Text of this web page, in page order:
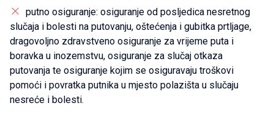
putno osiguranje: osiguranje od posljedica nesretnog
slučaja i bolesti na putovanju, oštećenja i gubitka prtljage,
dragovoljno zdravstveno osiguranje za vrijeme puta i
boravka u inozemstvu, osiguranje za slučaj otkaza
putovanja te osiguranje kojim se osiguravaju troškovi
pomoći i povratka putnika u mjesto polazišta u slučaju
nesreće i bolesti.